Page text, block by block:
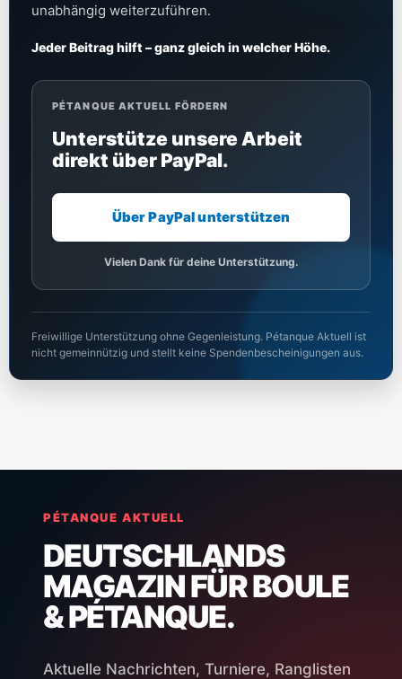
unabhängig weiterzuführen.
Jeder Beitrag hilft – ganz gleich in welcher Höhe.
PÉTANQUE AKTUELL FÖRDERN
Unterstütze unsere Arbeit
direkt über PayPal.
Über PayPal unterstützen
Vielen Dank für deine Unterstützung.
Freiwillige Unterstützung ohne Gegenleistung. Pétanque Aktuell ist
nicht gemeinnützig und stellt keine Spendenbescheinigungen aus.
PÉTANQUE AKTUELL
DEUTSCHLANDS
MAGAZIN FÜR BOULE
& PÉTANQUE.
Aktuelle Nachrichten, Turniere, Ranglisten